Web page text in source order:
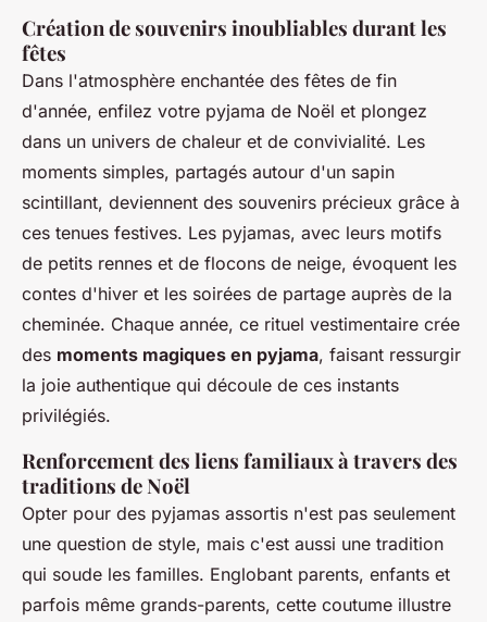
Création de souvenirs inoubliables durant les
fêtes
Dans l'atmosphère enchantée des fêtes de fin
d'année, enfilez votre pyjama de Noël et plongez
dans un univers de chaleur et de convivialité. Les
moments simples, partagés autour d'un sapin
scintillant, deviennent des souvenirs précieux grâce à
ces tenues festives. Les pyjamas, avec leurs motifs
de petits rennes et de flocons de neige, évoquent les
contes d'hiver et les soirées de partage auprès de la
cheminée. Chaque année, ce rituel vestimentaire crée
des moments magiques en pyjama, faisant ressurgir
la joie authentique qui découle de ces instants
privilégiés.
Renforcement des liens familiaux à travers des
traditions de Noël
Opter pour des pyjamas assortis n'est pas seulement
une question de style, mais c'est aussi une tradition
qui soude les familles. Englobant parents, enfants et
parfois même grands-parents, cette coutume illustre